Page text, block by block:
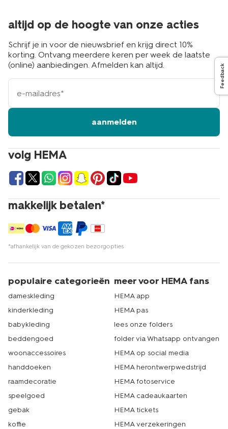
volg HEMA
makkelijk betalen*
*afhankelijk van de gekozen bezorgopties
altijd op de hoogte van onze acties
Schrijf je in voor de nieuwsbrief en krijg direct 10%
korting. Ontvang meerdere keren per week de laatste
(online) aanbiedingen. Afmelden kan altijd.
e-
mailadres
aanmelden
populaire categorieën
dameskleding
kinderkleding
babykleding
beddengoed
woonaccessoires
handdoeken
raamdecoratie
speelgoed
gebak
koffie
meer voor HEMA fans
HEMA app
HEMA pas
lees onze folders
folder via Whatsapp ontvangen
HEMA op social media
HEMA herontwerpwedstrijd
HEMA fotoservice
HEMA cadeaukaarten
HEMA tickets
HEMA verzekeringen
Feedback